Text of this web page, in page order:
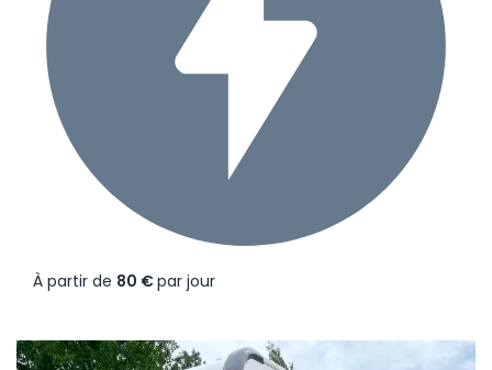
À partir de 80 €par jour